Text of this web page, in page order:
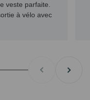
veste parfaite.
à vélo avec